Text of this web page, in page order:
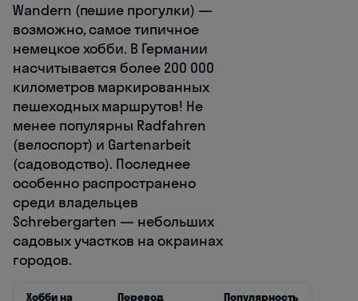
Wandern (пешие прогулки) —
возможно, самое типичное
немецкое хобби. В Германии
насчитывается более 200 000
километров маркированных
пешеходных маршрутов! Не
менее популярны Radfahren
(велоспорт) и Gartenarbeit
(садоводство). Последнее
особенно распространено
среди владельцев
Schrebergarten — небольших
садовых участков на окраинах
городов.
Хобби на
Перевод
Популярность